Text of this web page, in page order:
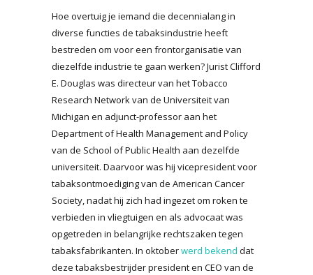
Hoe overtuig je iemand die decennialang in
diverse functies de tabaksindustrie heeft
bestreden om voor een frontorganisatie van
diezelfde industrie te gaan werken? Jurist Clifford
E. Douglas was directeur van het Tobacco
Research Network van de Universiteit van
Michigan en adjunct-professor aan het
Department of Health Management and Policy
van de School of Public Health aan dezelfde
universiteit. Daarvoor was hij vicepresident voor
tabaksontmoediging van de American Cancer
Society, nadat hij zich had ingezet om roken te
verbieden in vliegtuigen en als advocaat was
opgetreden in belangrijke rechtszaken tegen
tabaksfabrikanten. In oktoberwerd bekend dat
deze tabaksbestrijder president en CEO van de